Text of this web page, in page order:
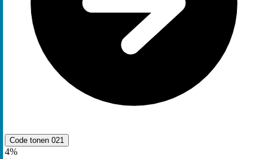
Code tonen 021
4%